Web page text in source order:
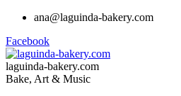
ana@laguinda-bakery.com
Facebook
laguinda-bakery.com
Bake, Art & Music